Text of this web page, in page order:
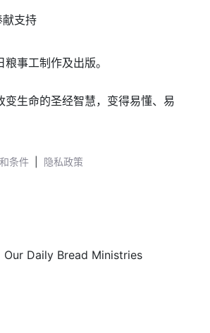
献支持
事工制作及出版。
变生命的圣经智慧，变得易懂、易
条件 隐私政策
Daily Bread Ministries